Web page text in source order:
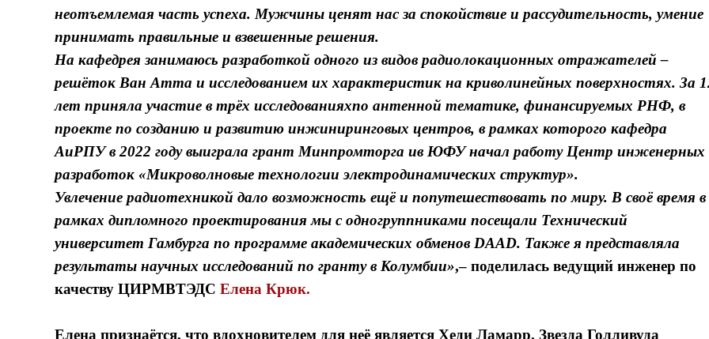
неотъемлемая часть успеха. Мужчины ценят нас за спокойствие и рассудительность, умение
принимать правильные и взвешенные решения.
На кафедрея занимаюсь разработкой одного из видов радиолокационных отражателей –
решёток Ван Атта и исследованием их характеристик на криволинейных поверхностях. За
лет приняла участие в трёх исследованияхпо антенной тематике, финансируемых РНФ, в
проекте по созданию и развитию инжиниринговых центров, в рамках которого кафедра
АиРПУ в 2022 году выиграла грант Минпромторга ив ЮФУ начал работу Центр инженерных
разработок «Микроволновые технологии электродинамических структур».
Увлечение радиотехникой дало возможность ещё и попутешествовать по миру. В своё время в
рамках дипломного проектирования мы с одногруппниками посещали Технический
университет Гамбурга по программе академических обменов DAAD. Также я представляла
результаты научных исследований по гранту в Колумбии»,– поделилась ведущий инженер по
качеству ЦИРМВТЭДС Елена Крюк.
Елена признаётся, что вдохновителем для неё является Хеди Ламарр. Звезда Голливуда